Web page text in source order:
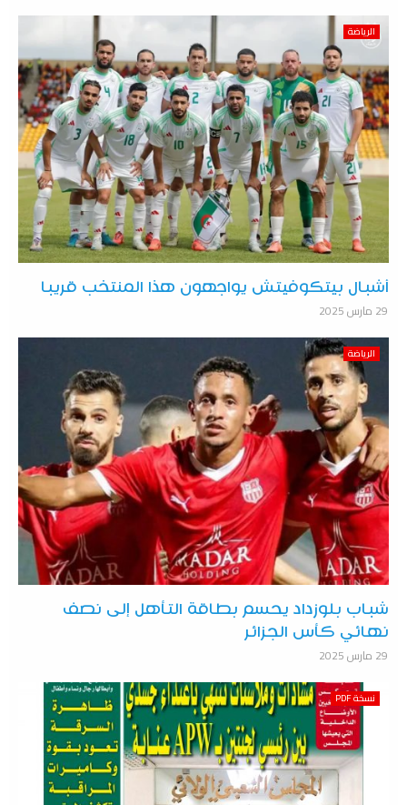
الرياضة
أشبال بيتكوفيتش يواجهون هذا المنتخب قريبا
29 مارس 2025
الرياضة
شباب بلوزداد يحسم بطاقة التأهل إلى نصف
نهائي كأس الجزائر
29 مارس 2025
نسخة PDF